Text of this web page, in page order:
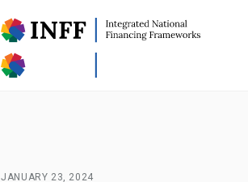
JANUARY 23, 2024